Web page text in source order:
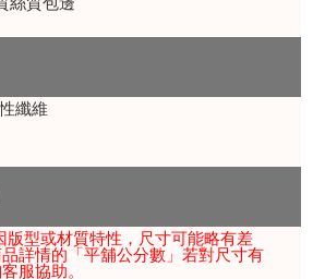
纖維
版型或材質特性，尺寸可能略有差
詳情的「平舖公分數」若對尺寸有
服協助。